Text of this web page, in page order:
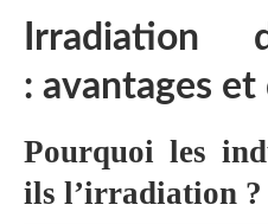
Irradiation
: avantages et
Pourquoi les
ils l’irradiation ?